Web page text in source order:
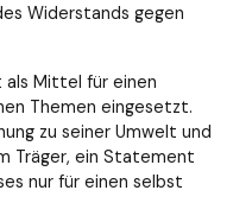
Widerstands gegen
Mittel für einen
Themen eingesetzt.
zu seiner Umwelt und
Träger, ein Statement
nur für einen selbst